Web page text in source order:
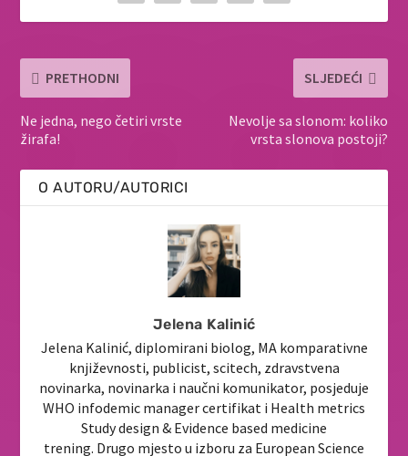
PRETHODNI
Ne jedna, nego četiri vrste
žirafa!
SLJEDEĆI
Nevolje sa slonom: koliko
vrsta slonova postoji?
O AUTORU/AUTORICI
Jelena Kalinić
Jelena Kalinić, diplomirani biolog, MA komparativne
književnosti, publicist, scitech, zdravstvena
novinarka, novinarka i naučni komunikator, posjeduje
WHO infodemic manager certifikat i Health metrics
Study design & Evidence based medicine
trening. Drugo mjesto u izboru za European Science